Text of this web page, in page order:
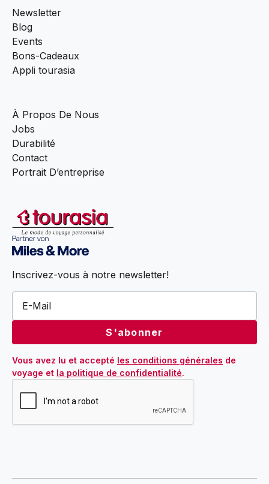
Newsletter
Blog
Events
Bons-Cadeaux
Appli tourasia
À Propos De Nous
Jobs
Durabilité
Contact
Portrait D’entreprise
Inscrivez-vous à notre newsletter!
Vous avez lu et accepté les conditions générales de
voyage et la politique de confidentialité.